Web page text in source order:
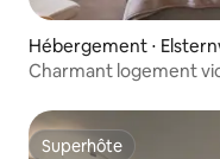
Hébergement ⋅
Charmant logement
Superhôte